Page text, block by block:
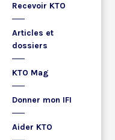
Recevoir KTO
Articles et
dossiers
KTO Mag
Donner mon IFI
Aider KTO